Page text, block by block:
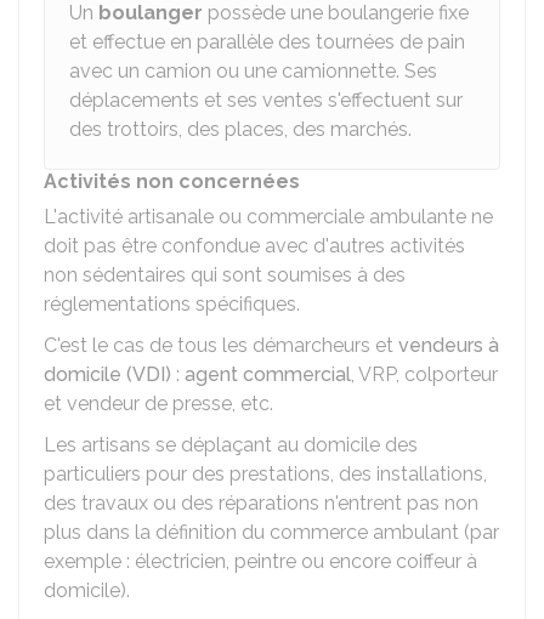
Un boulanger possède une boulangerie fixe
et effectue en parallèle des tournées de pain
avec un camion ou une camionnette. Ses
déplacements et ses ventes s'effectuent sur
des trottoirs, des places, des marchés.
Activités non concernées
L'activité artisanale ou commerciale ambulante ne
doit pas être confondue avec d'autres activités
non sédentaires qui sont soumises à des
réglementations spécifiques.
C'est le cas de tous les démarcheurs et vendeurs à
domicile (VDI) : agent commercial, VRP, colporteur
et vendeur de presse, etc.
Les artisans se déplaçant au domicile des
particuliers pour des prestations, des installations,
des travaux ou des réparations n'entrent pas non
plus dans la définition du commerce ambulant (par
exemple : électricien, peintre ou encore coiffeur à
domicile).